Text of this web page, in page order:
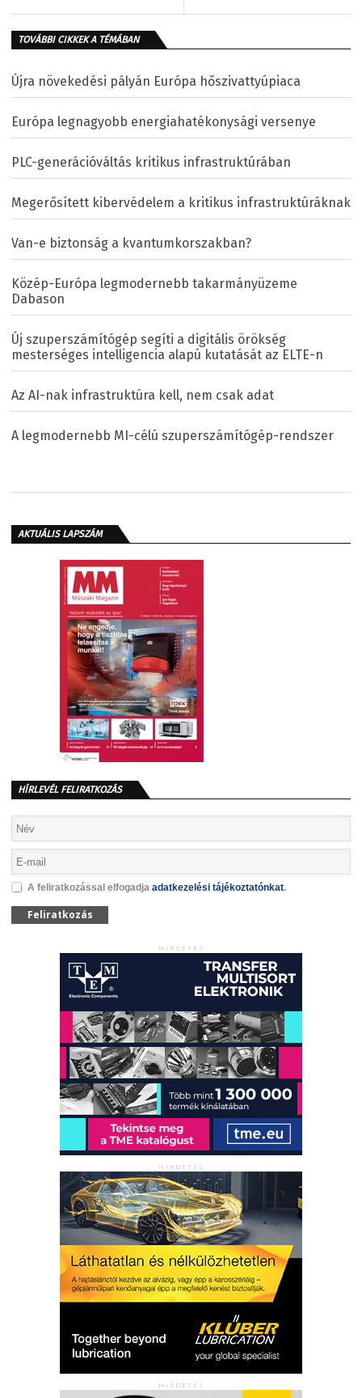
TOVÁBBI CIKKEK A TÉMÁBAN
Újra növekedési pályán Európa hőszivattyúpiaca
Európa legnagyobb energiahatékonysági versenye
PLC-generációváltás kritikus infrastruktúrában
Megerősített kibervédelem a kritikus infrastruktúráknak
Van-e biztonság a kvantumkorszakban?
Közép-Európa legmodernebb takarmányüzeme
Dabason
Új szuperszámítógép segíti a digitális örökség
mesterséges intelligencia alapú kutatását az ELTE-n
Az AI-nak infrastruktúra kell, nem csak adat
A legmodernebb MI-célú szuperszámítógép-rendszer
AKTUÁLIS LAPSZÁM
HÍRLEVÉL FELIRATKOZÁS
A feliratkozással elfogadja adatkezelési tájékoztatónkat.
Feliratkozás
HIRDETÉS
HIRDETÉS
HIRDETÉS